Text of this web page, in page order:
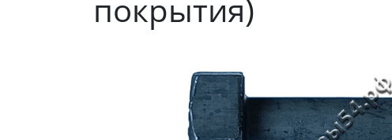
покрытия)